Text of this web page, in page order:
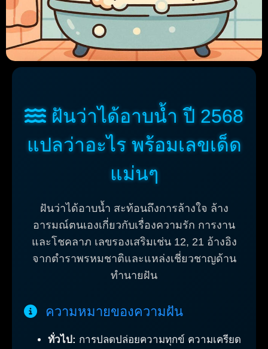
ฝันว่าได้อาบน้ำ ปี 2568
แปลว่าอะไร พร้อมเลขเด็ด
แม่นๆ
ฝันว่าได้อาบน้ำ สะท้อนถึงการล้างใจ ล้าง
อารมณ์ตนเองเกี่ยวกับเรื่องความรัก การงาน
และโชคลาภ เลขรองเสริมเช่น 12, 21 อ้างอิง
จากตำราพรหมชาติและแหล่งเชี่ยวชาญด้าน
ทำนายฝัน
ความหมายของความฝัน
ทั่วไป: การปลดปล่อยความทุกข์ ความเครียด